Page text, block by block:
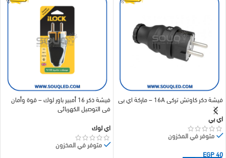
فيشة دكر كاوتش تركي 16A – ماركة اي بي
اي بي
متوفر في المخزون
EGP40
فيشة ذكر 16 أمبير باور لوك – قوة وأمان
في التوصيل الكهربائي
اي لوك
متوفر في المخزون